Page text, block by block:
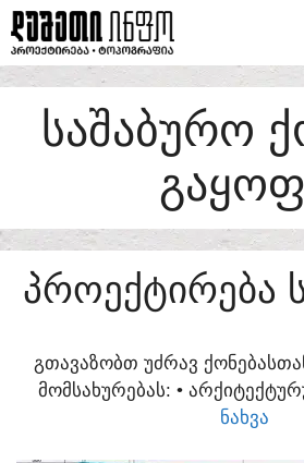
SKIP
TO
CONTENT
ᲡᲐᲨᲐᲑᲣᲠᲝ
ᲞᲠᲝᲔᲥᲢᲘᲠᲔᲑᲐ
ᲒᲗᲐᲕᲐᲖᲝᲑᲗ ᲣᲫᲠᲐᲕ
ᲛᲝᲛᲡᲐᲮᲣᲠᲔᲑᲐᲡ:​ •
ᲜᲐᲮᲕᲐ